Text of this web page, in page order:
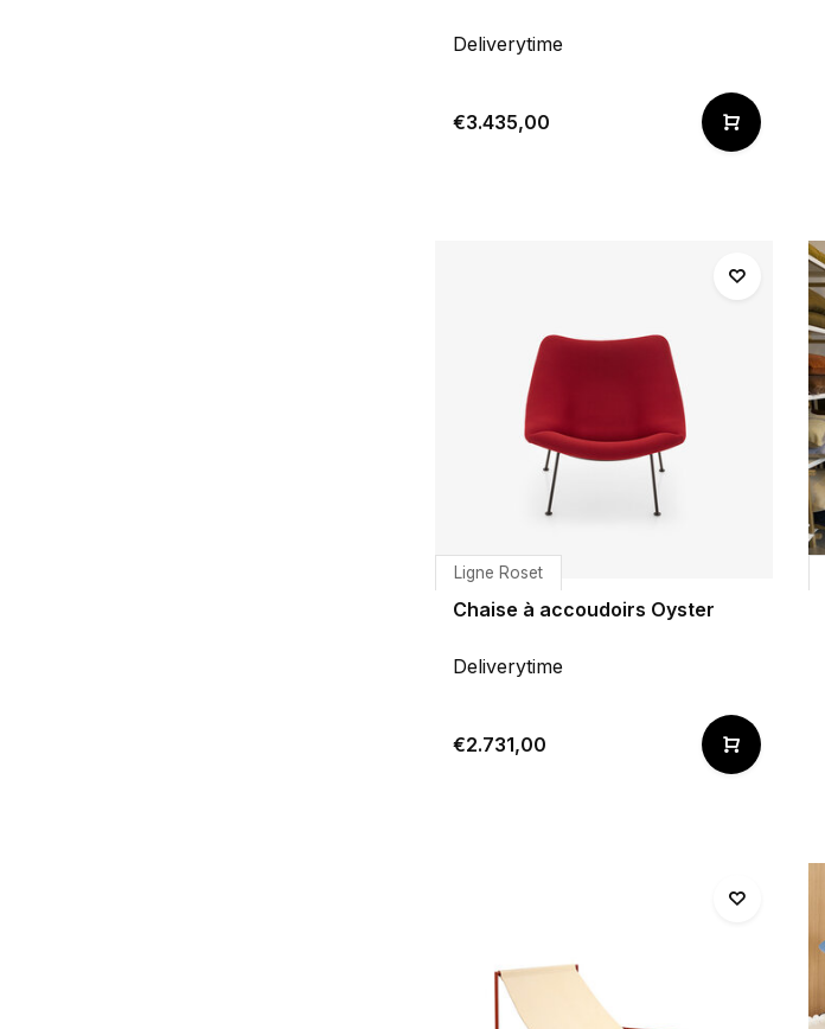
Deliverytime
€3.435,00
Ligne Roset
Chaise à accoudoirs Oyster
Deliverytime
€2.731,00